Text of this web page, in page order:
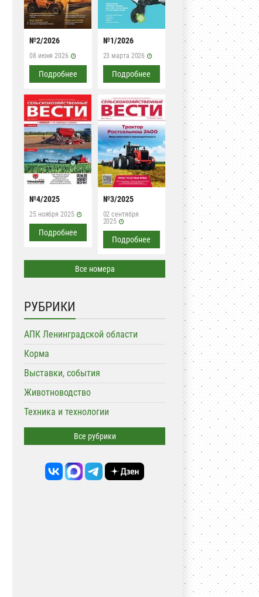
№2/2026
08 июня 2026
Подробнее
№1/2026
23 марта 2026
Подробнее
№4/2025
25 ноября 2025
Подробнее
№3/2025
02 сентября
2025
Подробнее
Все номера
РУБРИКИ
АПК Ленинградской области
Корма
Выставки, события
Животноводство
Техника и технологии
Все рубрики